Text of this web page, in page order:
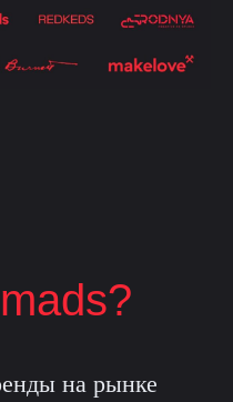
на рынке